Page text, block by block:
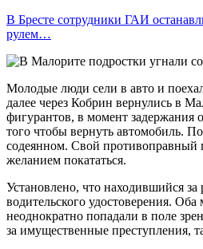
В Бресте сотрудники ГАИ
рулем…
Молодые люди сели в авто и
далее через Кобрин вернулись в
фигурантов, в момент задержания
того чтобы вернуть автомобиль.
содеянном. Свой противоправный
желанием покататься.
Установлено, что находившийся
водительского удостоверения.
неоднократно попадали в поле
за имущественные преступления,